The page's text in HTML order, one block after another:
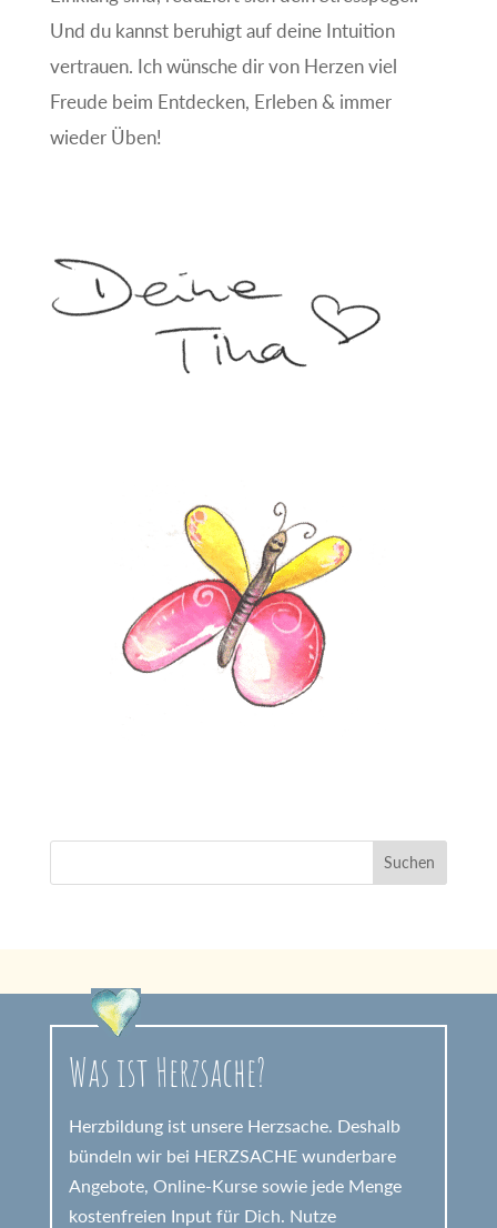
Und du kannst beruhigt auf deine Intuition
vertrauen. Ich wünsche dir von Herzen viel
Freude beim Entdecken, Erleben & immer
wieder Üben!
Was ist Herzsache?
Herzbildung ist unsere Herzsache. Deshalb
bündeln wir bei HERZSACHE wunderbare
Angebote, Online-Kurse sowie jede Menge
kostenfreien Input für Dich. Nutze